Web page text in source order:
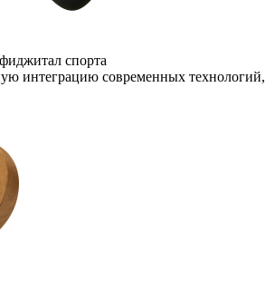
спорта
интеграцию современных технологий,